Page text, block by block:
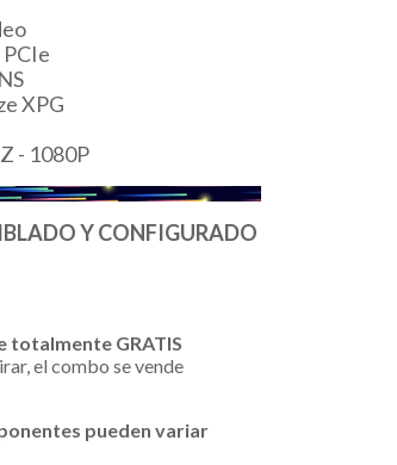
XPG
- 1080P
Y CONFIGURADO
totalmente GRATIS
el combo se vende
pueden variar